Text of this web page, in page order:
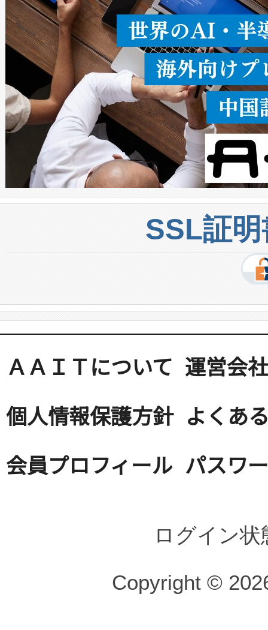
密度なスキャ […]
SSL証
ＡＡＩＴについて 運営会社
個人情報保護方針 よくあ
会員プロフィール パスワ
ログイン
Copyright ©